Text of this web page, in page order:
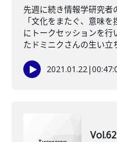
先週に続き情報学研究者
「文化をまたぐ、意味
にトークセッションを
たドミニクさんの生い
2021.01.22|